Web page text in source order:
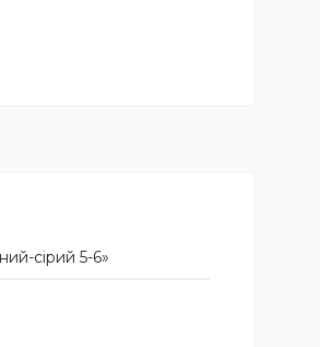
сірий 5-6»